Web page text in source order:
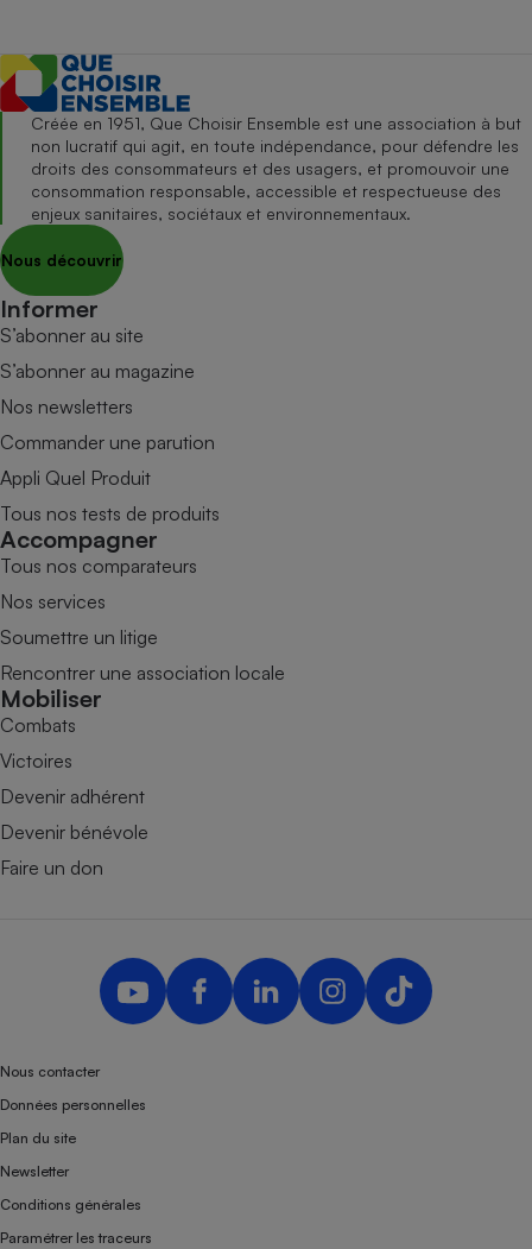
Créée en 1951, Que Choisir Ensemble est une association à but
non lucratif qui agit, en toute indépendance, pour défendre les
droits des consommateurs et des usagers, et promouvoir une
consommation responsable, accessible et respectueuse des
enjeux sanitaires, sociétaux et environnementaux.
Nous découvrir
Informer
S’abonner au site
S’abonner au magazine
Nos newsletters
Commander une parution
Appli Quel Produit
Tous nos tests de produits
Accompagner
Tous nos comparateurs
Nos services
Soumettre un litige
Rencontrer une association locale
Mobiliser
Combats
Victoires
Devenir adhérent
Devenir bénévole
Faire un don
Nous contacter
Données personnelles
Plan du site
Newsletter
Conditions générales
Paramétrer les traceurs